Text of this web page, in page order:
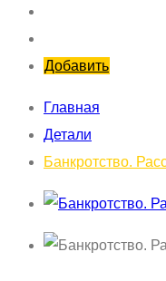
Добавить
Главная
Детали
Банкротство.